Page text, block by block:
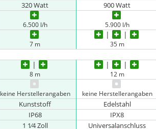
320 Watt 900 Watt
6.500 l/h 5.900 l/h
7 m 35 m
8 m 12 m
keine Herstellerangaben keine Herstellerangaben
Kunststoff Edelstahl
IP68 IPX8
1 1⁄4 Zoll Universalanschluss